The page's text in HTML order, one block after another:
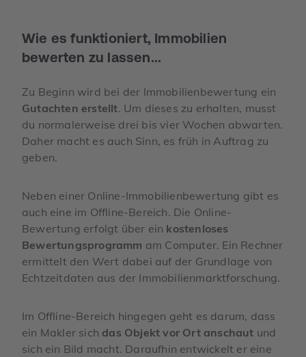
Wie es funktioniert, Immobilien
bewerten zu lassen...
Zu Beginn wird bei der Immobilienbewertung ein
Gutachten erstellt. Um dieses zu erhalten, musst
du normalerweise drei bis vier Wochen abwarten.
Daher macht es auch Sinn, es früh in Auftrag zu
geben.
Neben einer Online-Immobilienbewertung gibt es
auch eine im Offline-Bereich. Die Online-
Bewertung erfolgt über ein kostenloses
Bewertungsprogramm am Computer. Ein Rechner
ermittelt den Wert dabei auf der Grundlage von
Echtzeitdaten aus der Immobilienmarktforschung.
Im Offline-Bereich hingegen geht es darum, dass
ein Makler sich das Objekt vor Ort anschaut und
sich ein Bild macht. Daraufhin entwickelt er eine